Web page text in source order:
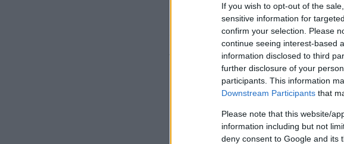
If you wish to opt-out of the
sensitive information for
confirm your selection. Please
continue seeing interest-based
information disclosed to third
further disclosure of your
participants. This information
Downstream Participants that
Please note that this website/
information including but not
deny consent to Google and its
Οι αίθουσες που θα
Cinobo, Όπερα Ι, Άστορ, Άστυ,
Δημοτικό Θέατρο «Μαρία